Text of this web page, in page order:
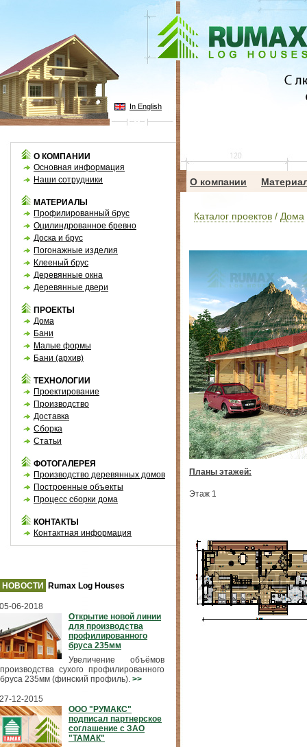
In English
О КОМПАНИИ
Основная информация
Наши сотрудники
МАТЕРИАЛЫ
Профилированный брус
Оцилиндрованное бревно
Доска и брус
Погонажные изделия
Клееный брус
Деревянные окна
Деревянные двери
ПРОЕКТЫ
Дома
Бани
Малые формы
Бани (архив)
ТЕХНОЛОГИИ
Проектирование
Производство
Доставка
Сборка
Статьи
ФОТОГАЛЕРЕЯ
Производство деревянных домов
Построенные объекты
Процесс сборки дома
КОНТАКТЫ
Контактная информация
НОВОСТИ Rumax Log Houses
05-06-2018
Открытие новой линии
для производства
профилированного
бруса 235мм
Увеличение объёмов
производства сухого профилированного
бруса 235мм (финский профиль). >>
27-12-2015
ООО "РУМАКС"
подписал партнерское
соглашение с ЗАО
"ТАМАК"
О компании
Каталог проектов / Дома
Планы этажей:
Этаж 1